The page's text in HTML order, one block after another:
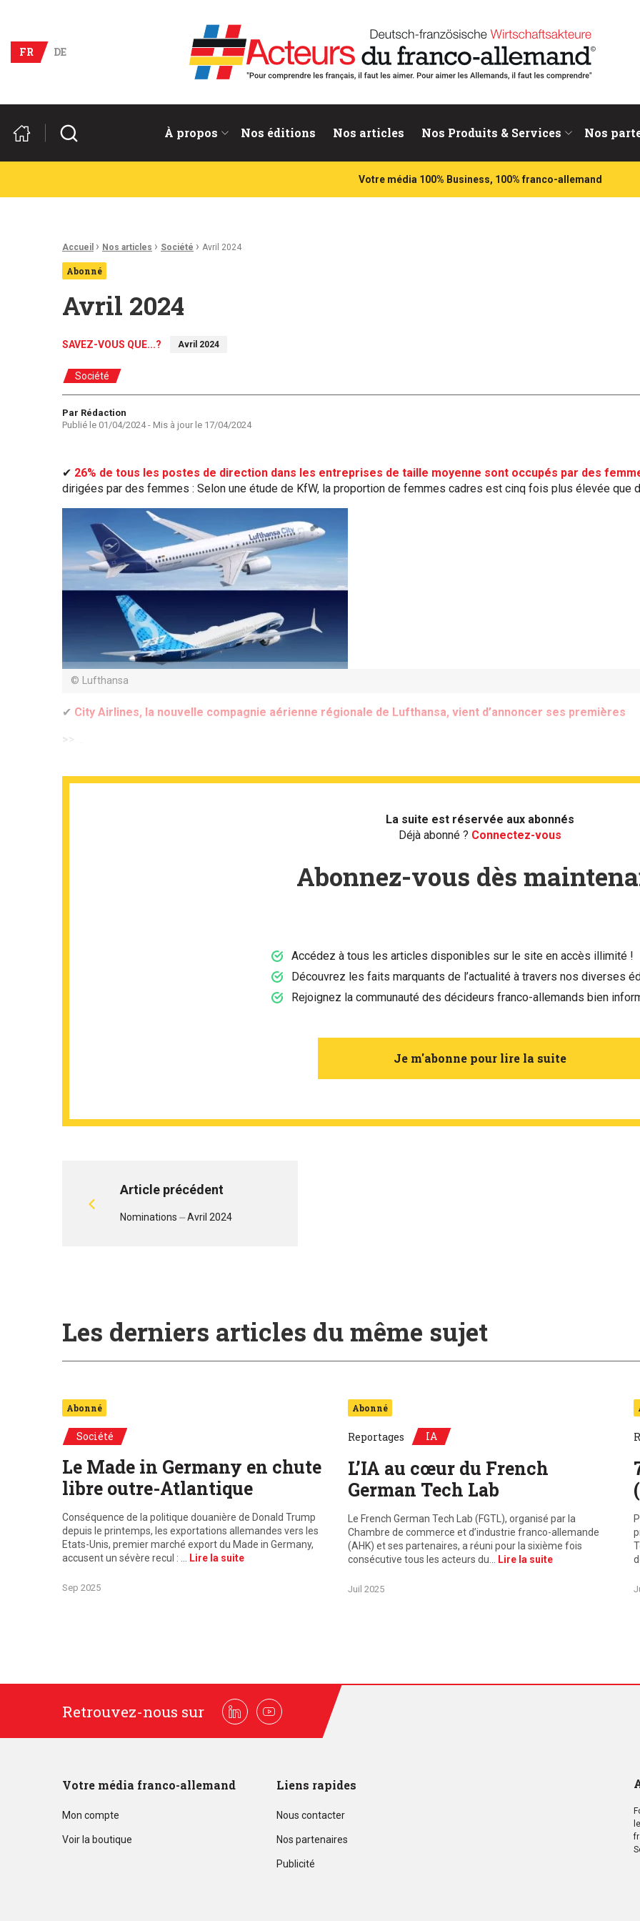
Acteurs du franco-allemand
FR
DE
À propos Nos éditions Nos articles Nos Produits & Services Nos
Rechercher
Votre média 100% Business, 100% franco-allemand
Fil d'Ariane :
Accueil › Nos articles › Société › Avril 2024
Abonné
Avril 2024
SAVEZ-VOUS QUE...? Avril 2024
Société
Auteur
Par Rédaction
Publié le 01/04/2024- Mis à jour le 17/04/2024
✔ 26% de tous les postes de direction dans les entreprises de taille moyenne sont occupés par des
dirigées par des femmes : Selon une étude de KfW, la proportion de femmes cadres est cinq fois plus élevée
© Lufthansa
✔ City Airlines, la nouvelle compagnie aérienne régionale de Lufthansa, vient d’annoncer ses premières
> > ...
La suite est réservée aux abonnés
Déjà abonné ? Connectez-vous
Abonnez-vous dès
Accédez à tous les articles disponibles sur le site en accès illimité !
Découvrez les faits marquants de l’actualité à travers nos diverses
Rejoignez la communauté des décideurs franco-allemands bien
Je m'abonne pour lire la suite
Article précédent
Nominations ⏤ Avril 2024
Les derniers articles du même sujet
Abonné
Société
Le Made in Germany en chute
libre outre-Atlantique
Conséquence de la politique douanière de Donald Trump
depuis le printemps, les exportations allemandes vers les
Etats-Unis, premier marché export du Made in Germany,
accusent un sévère recul : …
Lire la suite
Sep 2025
Abonné
Reportages IA
L’IA au cœur du French
German Tech Lab
Le French German Tech Lab (FGTL), organisé par la
Chambre de commerce et d’industrie franco-allemande
(AHK) et ses partenaires, a réuni pour la sixième fois
consécutive tous les acteurs du…
Lire la suite
Juil 2025
Retrouvez-nous sur LinkedinYoutube
Votre média franco-allemand
Mon compte
Voir la boutique
Liens rapides
Nous contacter
Nos partenaires
Publicité